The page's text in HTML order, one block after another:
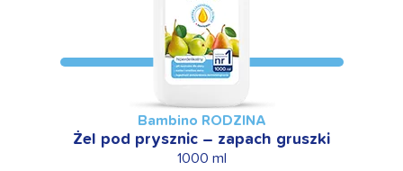
Bambino RODZINA
Żel pod prysznic – zapach gruszki
1000 ml